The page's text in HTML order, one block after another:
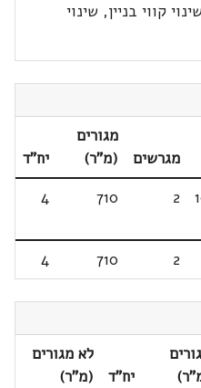
קווי בניין, שינוי
מגרשים
מגורים
(מ"ר)
יח"ד
2
710
4
2
710
4
יח"ד
לא מגורים
(מ"ר)